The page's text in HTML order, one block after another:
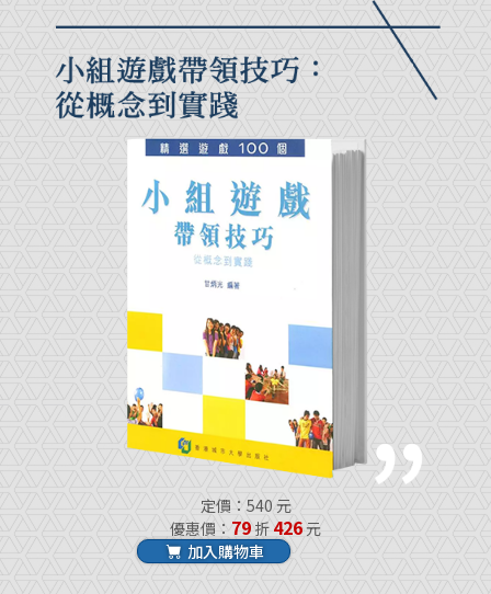
定價：540 元
優惠價： 79 折 426 元
加入購物車